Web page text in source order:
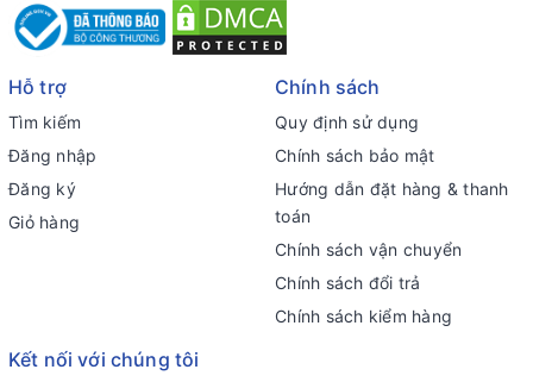
Hỗ trợ
Tìm kiếm
Đăng nhập
Đăng ký
Giỏ hàng
Chính sách
Quy định sử dụng
Chính sách bảo mật
Hướng dẫn đặt hàng & thanh
toán
Chính sách vận chuyển
Chính sách đổi trả
Chính sách kiểm hàng
Kết nối với chúng tôi